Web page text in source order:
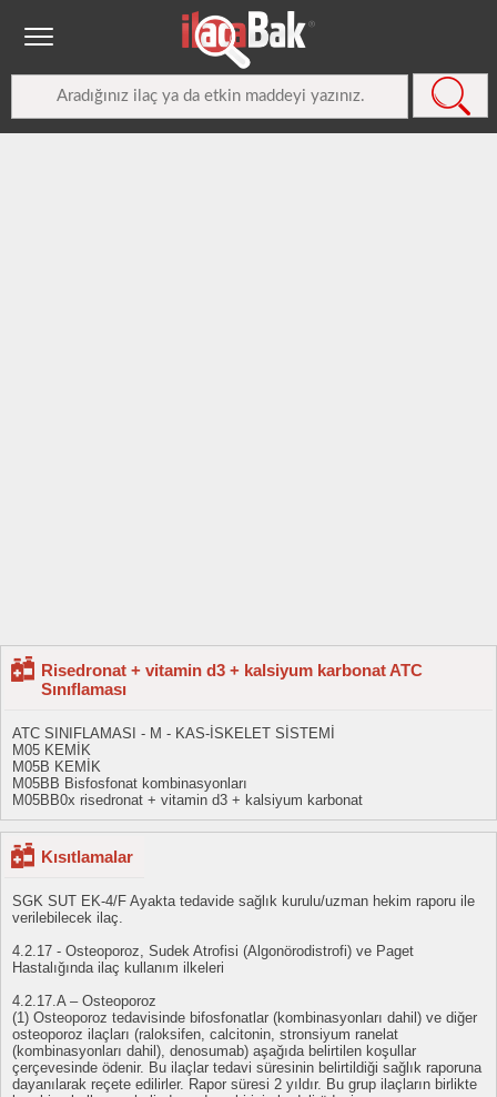
Risedronat + vitamin d3 + kalsiyum karbonat ATC
Sınıflaması
ATC SINIFLAMASI - M - KAS-İSKELET SİSTEMİ
M05 KEMİK
M05B KEMİK
M05BB Bisfosfonat kombinasyonları
M05BB0x risedronat + vitamin d3 + kalsiyum karbonat
Kısıtlamalar
SGK SUT EK-4/F Ayakta tedavide sağlık kurulu/uzman hekim raporu ile
verilebilecek ilaç.
4.2.17 - Osteoporoz, Sudek Atrofisi (Algonörodistrofi) ve Paget
Hastalığında ilaç kullanım ilkeleri
4.2.17.A – Osteoporoz
(1) Osteoporoz tedavisinde bifosfonatlar (kombinasyonları dahil) ve diğer
osteoporoz ilaçları (raloksifen, calcitonin, stronsiyum ranelat
(kombinasyonları dahil), denosumab) aşağıda belirtilen koşullar
çerçevesinde ödenir. Bu ilaçlar tedavi süresinin belirtildiği sağlık raporuna
dayanılarak reçete edilirler. Rapor süresi 2 yıldır. Bu grup ilaçların birlikte